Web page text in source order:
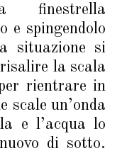
finestrella
e spingendolo
situazione si
la scala
rientrare in
scale un’onda
e l’acqua lo
di sotto.